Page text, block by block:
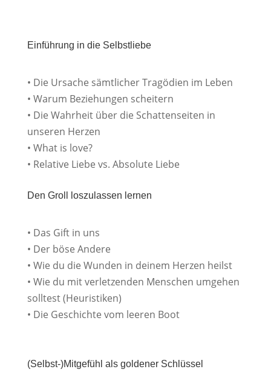
Einführung in die Selbstliebe
• Die Ursache sämtlicher Tragödien im Leben
• Warum Beziehungen scheitern
• Die Wahrheit über die Schattenseiten in
unseren Herzen
• What is love?
• Relative Liebe vs. Absolute Liebe
Den Groll loszulassen lernen
• Das Gift in uns
• Der böse Andere
• Wie du die Wunden in deinem Herzen heilst
• Wie du mit verletzenden Menschen umgehen
solltest (Heuristiken)
• Die Geschichte vom leeren Boot
(Selbst-)Mitgefühl als goldener Schlüssel